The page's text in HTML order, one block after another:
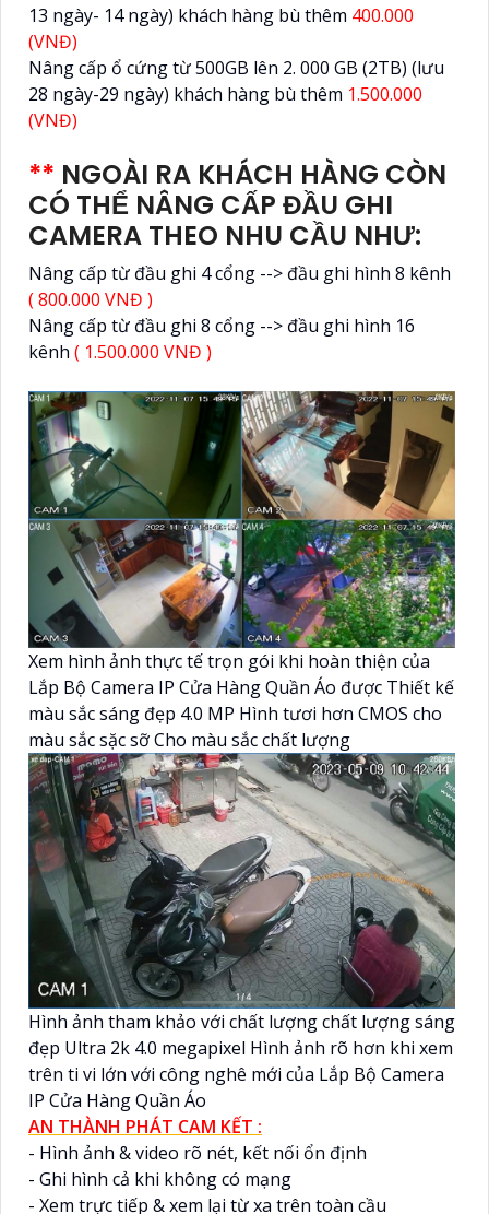
13 ngày- 14 ngày) khách hàng bù thêm 400.000
(VNĐ)
Nâng cấp ổ cứng từ 500GB lên 2. 000 GB (2TB) (lưu
28 ngày-29 ngày) khách hàng bù thêm 1.500.000
(VNĐ)
** NGOÀI RA KHÁCH HÀNG CÒN
CÓ THỂ NÂNG CẤP ĐẦU GHI
CAMERA THEO NHU CẦU NHƯ:
Nâng cấp từ đầu ghi 4 cổng --> đầu ghi hình 8 kênh
( 800.000 VNĐ )
Nâng cấp từ đầu ghi 8 cổng --> đầu ghi hình 16
kênh ( 1.500.000 VNĐ )
Xem hình ảnh thực tế trọn gói khi hoàn thiện của
Lắp Bộ Camera IP Cửa Hàng Quần Áo được Thiết kế
màu sắc sáng đẹp 4.0 MP Hình tươi hơn CMOS cho
màu sắc sặc sỡ Cho màu sắc chất lượng
Hình ảnh tham khảo với chất lượng chất lượng sáng
đẹp Ultra 2k 4.0 megapixel Hình ảnh rõ hơn khi xem
trên ti vi lớn với công nghê mới của Lắp Bộ Camera
IP Cửa Hàng Quần Áo
AN THÀNH PHÁT CAM KẾT :
- Hình ảnh & video rõ nét, kết nối ổn định
- Ghi hình cả khi không có mạng
- Xem trực tiếp & xem lại từ xa trên toàn cầu